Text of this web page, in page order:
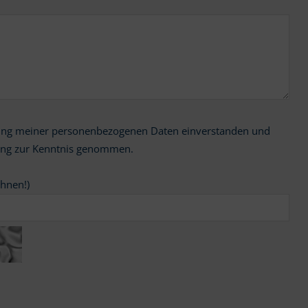
zur Kenntnis genommen.